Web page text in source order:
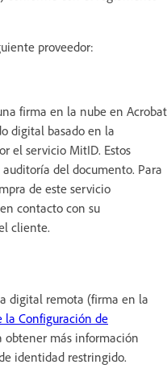
proveedor:
firma en la nube en Acrobat
digital basado en la
el servicio MitID. Estos
del documento. Para
de este servicio
contacto con su
cliente.
digital remota (firma en la
la Configuración de
obtener más información
identidad restringido.